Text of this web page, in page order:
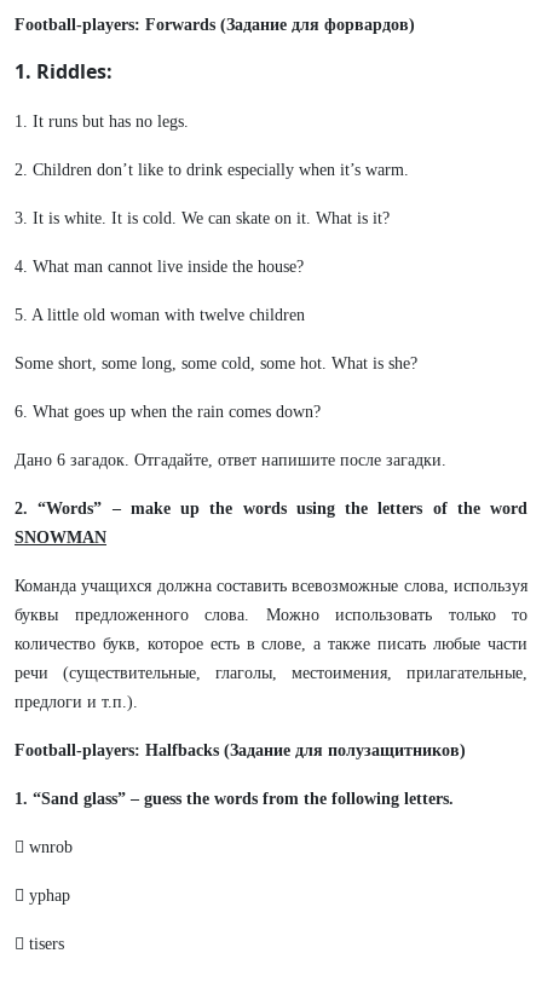
Football-players: Forwards (Задание для форвардов)
1. Riddles:
1. It runs but has no legs.
2. Children don’t like to drink especially when it’s warm.
3. It is white. It is cold. We can skate on it. What is it?
4. What man cannot live inside the house?
5. A little old woman with twelve children
Some short, some long, some cold, some hot. What is she?
6. What goes up when the rain comes down?
Дано 6 загадок. Отгадайте, ответ напишите после загадки.
2. “Words” – make up the words using the letters of the word
SNOWMAN
Команда учащихся должна составить всевозможные слова, используя
буквы предложенного слова. Можно использовать только то
количество букв, которое есть в слове, а также писать любые части
речи (существительные, глаголы, местоимения, прилагательные,
предлоги и т.п.).
Football-players: Halfbacks (Задание для полузащитников)
1. “Sand glass” – guess the words from the following letters.
 wnrob
 yphap
 tisers